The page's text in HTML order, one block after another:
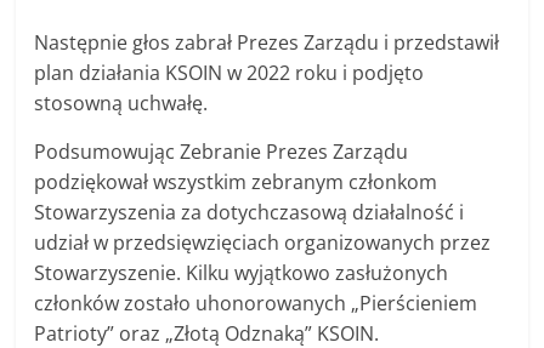
Następnie głos zabrał Prezes Zarządu i przedstawił
plan działania KSOIN w 2022 roku i podjęto
stosowną uchwałę.
Podsumowując Zebranie Prezes Zarządu
podziękował wszystkim zebranym członkom
Stowarzyszenia za dotychczasową działalność i
udział w przedsięwzięciach organizowanych przez
Stowarzyszenie. Kilku wyjątkowo zasłużonych
członków zostało uhonorowanych „Pierścieniem
Patrioty” oraz „Złotą Odznaką” KSOIN.